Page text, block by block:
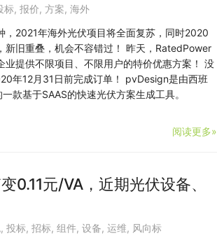
标, 报价, 方案, 海外
，2021年海外光伏项目将全面复苏，同时2020
新旧重叠，机会不容错过！ 昨天，RatedPower
业提供不限项目、不限用户的特价优惠方案！ 没
年12月31日前完成订单！ pvDesign是由西班
款基于SAAS的快速光伏方案生成工具。
阅读更多»
0.11元/VA，近期光伏设备、
, 投标, 招标, 组件, 设备, 运维, 风向标